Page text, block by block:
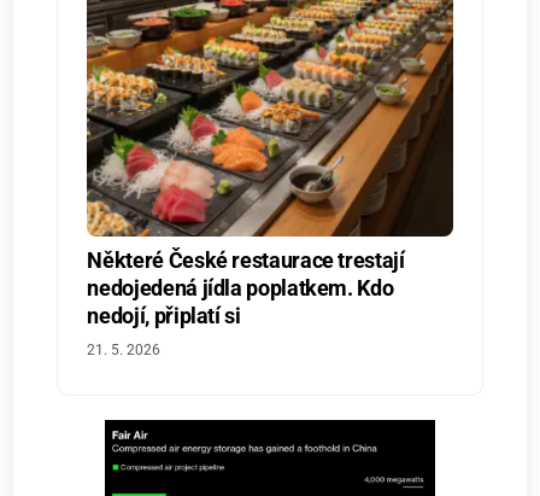
Některé České restaurace trestají
nedojedená jídla poplatkem. Kdo
nedojí, připlatí si
21. 5. 2026